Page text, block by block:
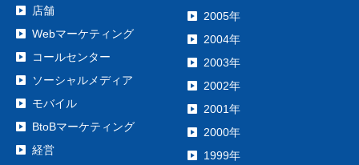
店舗
Webマーケティング
コールセンター
ソーシャルメディア
モバイル
BtoBマーケティング
経営
2005年
2004年
2003年
2002年
2001年
2000年
1999年